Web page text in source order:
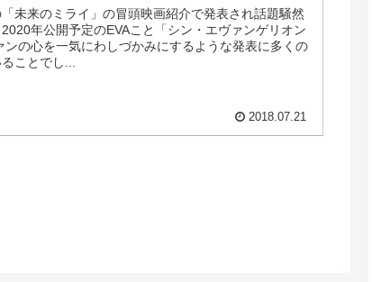
未来のミライ」の冒頭映画紹介で発表され話題騒然
年公開予定のEVAこと「シン・エヴァンゲリオン
ンの心を一気にわしづかみにするような発表に多くの
ことでし...
2018.07.21